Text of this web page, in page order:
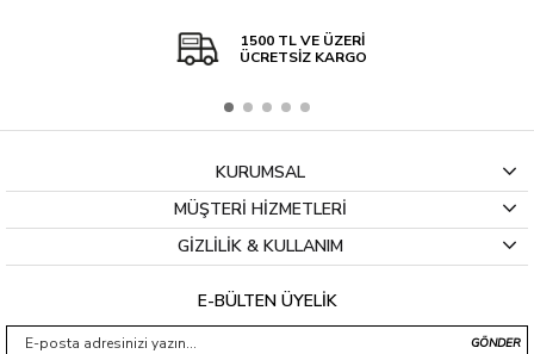
1500 TL VE ÜZERİ
ÜCRETSİZ KARGO
KURUMSAL
MÜŞTERİ HİZMETLERİ
GİZLİLİK & KULLANIM
E-BÜLTEN ÜYELİK
GÖNDER